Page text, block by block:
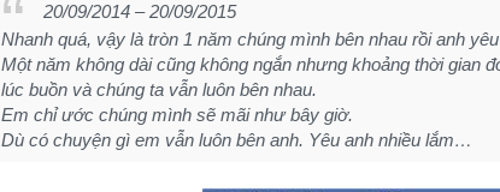
20/09/2014 – 20/09/2015
Nhanh quá, vậy là tròn 1 năm chúng mình bên nhau rồi anh
Một năm không dài cũng không ngắn nhưng khoảng thời gian
lúc buồn và chúng ta vẫn luôn bên nhau.
Em chỉ ước chúng mình sẽ mãi như bây giờ.
Dù có chuyện gì em vẫn luôn bên anh. Yêu anh nhiều lắm…